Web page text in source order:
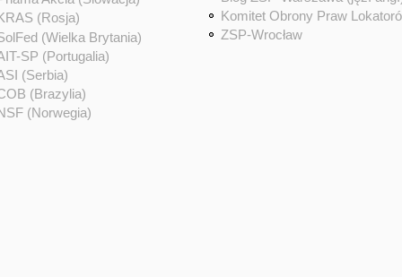
(Rosja)
(Wielka Brytania)
SP (Portugalia)
(Serbia)
(Brazylia)
(Norwegia)
Komitet Obrony Praw
ZSP-Wrocław